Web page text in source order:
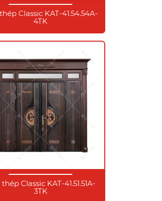
Classic KAT-41.54.54A-
4TK
Classic KAT-41.51.51A-
3TK